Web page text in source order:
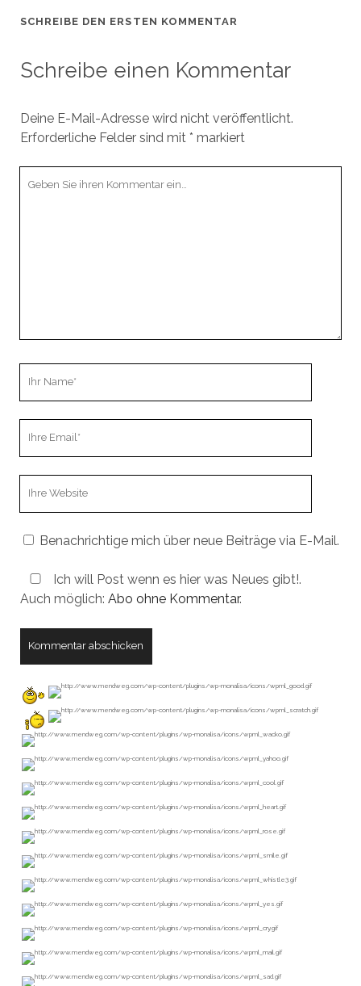
SCHREIBE DEN ERSTEN KOMMENTAR
Schreibe einen Kommentar
Deine E-Mail-Adresse wird nicht veröffentlicht.
Erforderliche Felder sind mit * markiert
Benachrichtige mich über neue Beiträge via E-Mail.
Ich will Post wenn es hier was Neues gibt!.
Auch möglich: Abo ohne Kommentar.